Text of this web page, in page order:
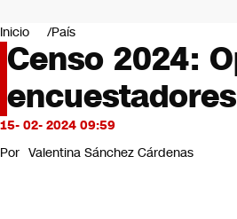
Mundo
Negocios
Deportes
Programas completos
Cultura
Servicios
Bits
CNN Data
Inicio País
Censo 2024:
15- 02- 2024 09:59
Por Valentina Sánchez Cárdenas